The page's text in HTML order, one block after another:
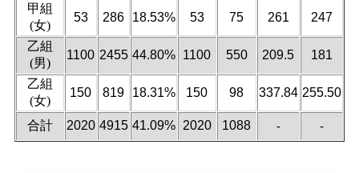
甲組
(女)
53 286 18.53% 53 75 261 247
乙組
(男)
1100 2455 44.80% 1100 550 209.5 181
乙組
(女)
150 819 18.31% 150 98 337.84 255.50
合計 2020 4915 41.09% 2020 1088 - -